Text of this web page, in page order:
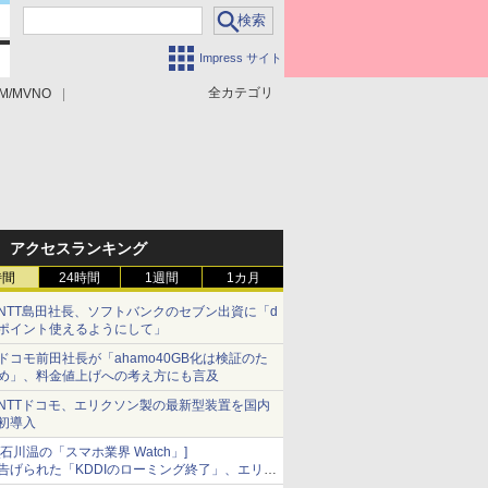
Impress サイト
全カテゴリ
MVNO
アクセスランキング
24時間 1週間 1カ月
島田社長、ソフトバンクのセブン出資に「d
イント使えるようにして」
コモ前田社長が「ahamo40GB化は検証のた
」、料金値上げへの考え方にも言及
ドコモ、エリクソン製の最新型装置を国内
導入
川温の「スマホ業界 Watch」]
げられた「KDDIのローミング終了」、エリア